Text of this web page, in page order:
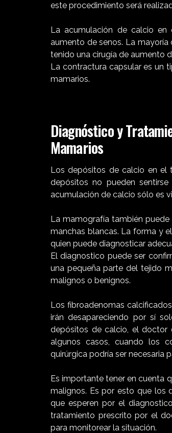
este procedimiento será
La acumulación de calcio
aumento de senos. La
tenido una cirugía de aumento
La contractura capsular es un
mamarios.
Diagnóstico y
Mamarios
Los depósitos de calcio en el
depósitos no pueden
acumulación de calcio sólo es
La mamografía también
manchas blancas. La forma y
quien puede diagnosticar
El diagnostico puede ser
una pequeña parte del tejido
malignos o benignos.
Los fibroadenomas
irán desapareciendo por sí
depósitos de calcio, el doctor
algunos casos, cuando los
quirúrgica podría ser necesaria
Es importante tener en cuenta
malignos. Es por esto que los
que esperen por el
tratamiento prescrito por el
para monitorear la situación.